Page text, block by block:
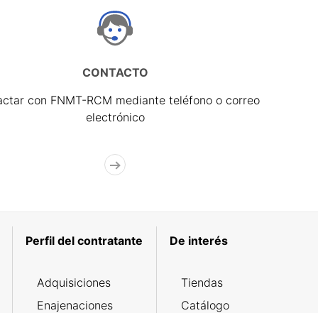
CONTACTO
con FNMT-RCM mediante teléfono o correo
electrónico
Perfil del contratante
Adquisiciones
Enajenaciones
De interés
Tiendas
Catálogo